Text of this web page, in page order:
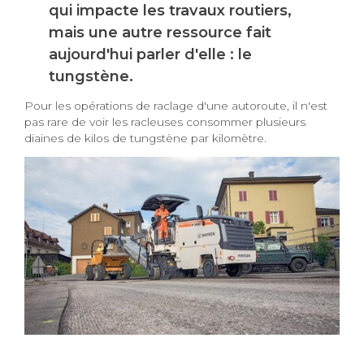
qui impacte les travaux routiers,
mais une autre ressource fait
aujourd'hui parler d'elle : le
tungstène.
Pour les opérations de raclage d'une autoroute, il n'est
pas rare de voir les racleuses consommer plusieurs
diaines de kilos de tungstène par kilomètre.